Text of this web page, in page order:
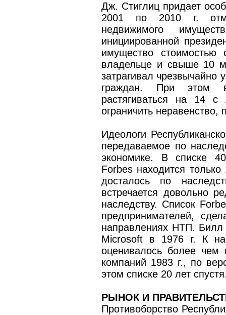
Дж. Стиглиц придает
2001 по 2010 г.
недвижимого
инициированной
имущество
владельце и свыше 10
затрагивал чрезвычайно
граждан. При этом
растягиваться на 14
ограничить
Идеологи
передаваемое по
экономике. В списке
Forbes находится
досталось по
встречается довольно
наследству. Список
предпринимателей,
направлениях НТП. Билл
Microsoft в 1976 г. К
оценивалось более
компаний 1983 г., по
этом списке 20 лет
РЫНОК И
Противоборство